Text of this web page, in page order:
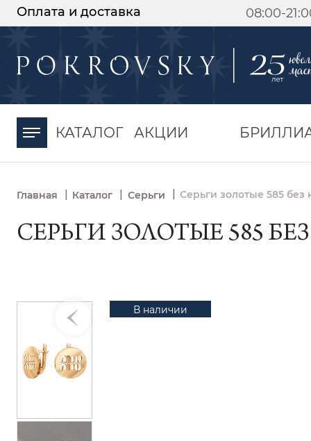
Оплата и доставка 08:00-
КАТАЛОГ АКЦИИ
Главная | Каталог | Серьги Серьги золотые 585 без
СЕРЬГИ ЗОЛОТЫЕ 585 БЕЗ
В наличии
-30%
момента оплаты